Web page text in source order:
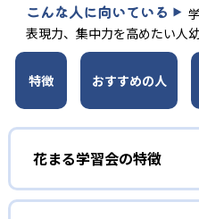
こんな人に向いている
表現力、集中力を高めたい人
特徴 おすすめの人
花まる学習会の特徴
1
算数脳で